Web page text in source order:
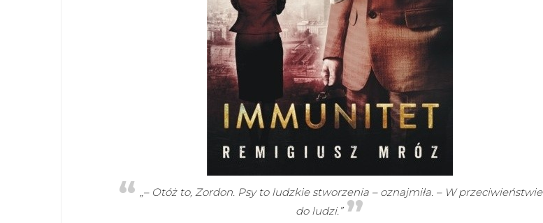
„– Otóż to, Zordon. Psy to ludzkie stworzenia – oznajmiła. – W przeciwieństwie
do ludzi.”